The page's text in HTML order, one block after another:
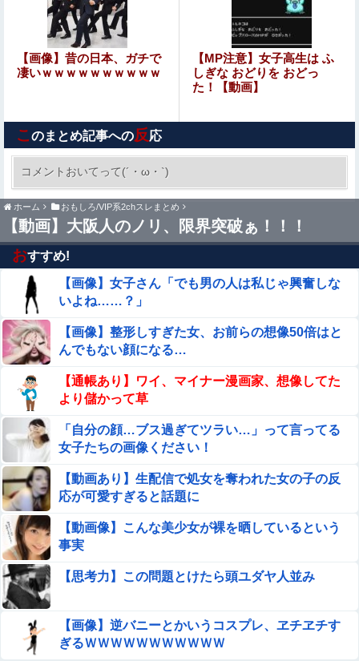
【画像】温泉美女さん、濡れタオルでお尻の形が透けてし
ひろゆき「性欲弱い人は仕事も頑張らないので貧乏人多
い」
海外「日本人は何に使ってるんだ？」 世界的ブームの日本
の食品、買ってみたものの使い道が分からない外国人が続
仕事中の美女ホテル清掃員にチ●ポしごかれて射
精させてもらった男の動画、羨ましすぎるｗｗｗ
【衝撃】元レアルの神童・中井卓大ピピさん、Jリーグ初
挑戦で開幕先発ｗｗｗｗｗｗｗｗｗｗ他
【悲報】日本円、「日米協調介入」すら無効化してしまう
ｗｗｗｗｗ
ちいかわ「モモンガ天誅編」始まる
韓国人「韓国サッカー協会の性接待報道、海外でも大騒ぎ
に・・・2002年W杯4強の記録取り消しの声も」→「マジ
で国の恥だ」「2002年まで疑う価値がある」「国民や国が
築いた国格をサッカー選手が足で蹴り飛ばすね」
【衝撃】吉岡里帆さん「豊臣兄弟」でおっぱいを自ら
差し出して触らせる・・・
【閲覧注意】やべぇレ●プ動画、発見される…（※ 無修正
注意）
【悲報】太鼓の達人、お馴染みのフォントの使用料が年間
6万から年間320万になったので変更に
【困惑】出産後の里帰り中に夫が突撃訪問！その行動理由
がヤバすぎｗｗｗｗ
仕事中の美女ホテル清掃員にチ●ポしごかれて射精させて
もらった男の動画、羨ましすぎるｗｗｗ
【画像】昔の日本、ガチで
凄いｗｗｗｗｗｗｗｗｗｗ
【MP注意】女子高生は ふ
しぎな おどりを おどっ
た！【動画】
このまとめ記事への反応
コメントおいてって(´・ω・`)
ホーム おもしろ/VIP系2chスレまとめ
【動画】大阪人のノリ、限界突破ぁ！！！
おすすめ!
【画像】女子さん「でも男の人は私じゃ興奮しな
いよね……？」
【画像】整形しすぎた女、お前らの想像50倍はと
んでもない顔になる…
【通帳あり】ワイ、マイナー漫画家、想像してた
より儲かって草
「自分の顔…ブス過ぎてツラい…」って言ってる
女子たちの画像ください！
【動画あり】生配信で処女を奪われた女の子の反
応が可愛すぎると話題に
【動画像】こんな美少女が裸を晒しているという
事実
【思考力】この問題とけたら頭ユダヤ人並み
【画像】逆バニーとかいうコスプレ、ヱチヱチす
ぎるＷＷＷＷＷＷＷＷＷＷＷ